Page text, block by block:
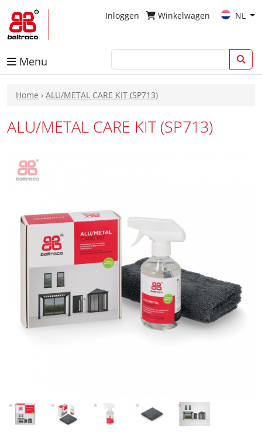
Inloggen Winkelwagen NL
Menu
Home › ALU/METAL CARE KIT (SP713)
ALU/METAL CARE KIT (SP713)